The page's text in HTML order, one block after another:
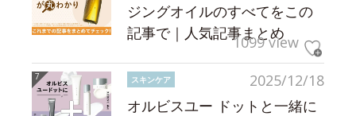
ジングオイルのすべてをこの
記事で｜人気記事まとめ
1099 view
2025/12/18
スキンケア
オルビスユー ドットと一緒に